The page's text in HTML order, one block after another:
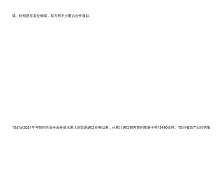
域。特别是在农业领域，双方有不少重点合作项目。
“我们从2021年与智利方面全面开展水果大宗贸易进口业务以来，已累计进口销售智利车厘子等13480余吨。”四川省农产品经营集